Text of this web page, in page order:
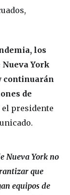
los
York
continuarán
de
el presidente
Nueva York no
que
equipos de